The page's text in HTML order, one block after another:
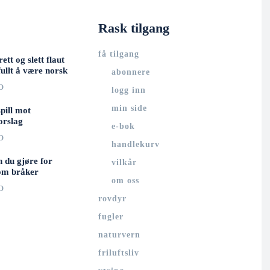
og slett flaut
å være norsk
mot
du gjøre for
bråker
Rask tilgang
få tilgang
abonnere
logg inn
min side
e-bok
handlekurv
vilkår
om oss
rovdyr
fugler
naturvern
friluftsliv